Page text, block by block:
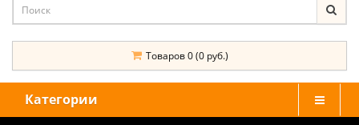
Товаров 0 (0 руб.)
Категории